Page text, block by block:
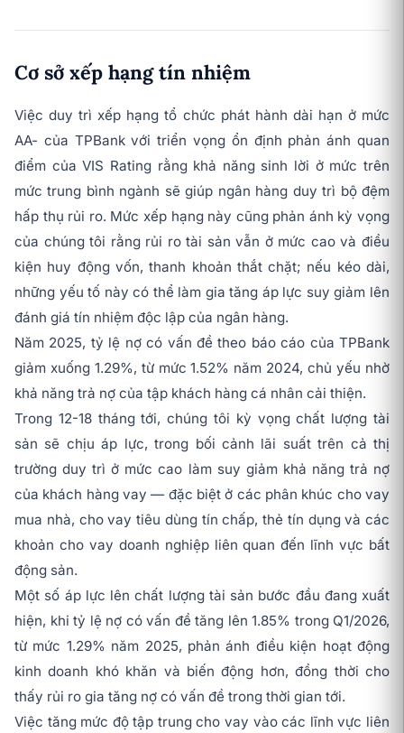
Cơ sở xếp hạng tín nhiệm
Việc duy trì xếp hạng tổ chức phát hành dài hạn ở mức
AA- của TPBank với triển vọng ổn định phản ánh quan
điểm của VIS Rating rằng khả năng sinh lời ở mức trên
mức trung bình ngành sẽ giúp ngân hàng duy trì bộ đệm
hấp thụ rủi ro. Mức xếp hạng này cũng phản ánh kỳ vọng
của chúng tôi rằng rủi ro tài sản vẫn ở mức cao và điều
kiện huy động vốn, thanh khoản thắt chặt; nếu kéo dài,
những yếu tố này có thể làm gia tăng áp lực suy giảm lên
đánh giá tín nhiệm độc lập của ngân hàng.
Năm 2025, tỷ lệ nợ có vấn đề theo báo cáo của TPBank
giảm xuống 1.29%, từ mức 1.52% năm 2024, chủ yếu nhờ
khả năng trả nợ của tập khách hàng cá nhân cải thiện.
Trong 12-18 tháng tới, chúng tôi kỳ vọng chất lượng tài
sản sẽ chịu áp lực, trong bối cảnh lãi suất trên cả thị
trường duy trì ở mức cao làm suy giảm khả năng trả nợ
của khách hàng vay — đặc biệt ở các phân khúc cho vay
mua nhà, cho vay tiêu dùng tín chấp, thẻ tín dụng và các
khoản cho vay doanh nghiệp liên quan đến lĩnh vực bất
động sản.
Một số áp lực lên chất lượng tài sản bước đầu đang xuất
hiện, khi tỷ lệ nợ có vấn đề tăng lên 1.85% trong Q1/2026,
từ mức 1.29% năm 2025, phản ánh điều kiện hoạt động
kinh doanh khó khăn và biến động hơn, đồng thời cho
thấy rủi ro gia tăng nợ có vấn đề trong thời gian tới.
Việc tăng mức độ tập trung cho vay vào các lĩnh vực liên